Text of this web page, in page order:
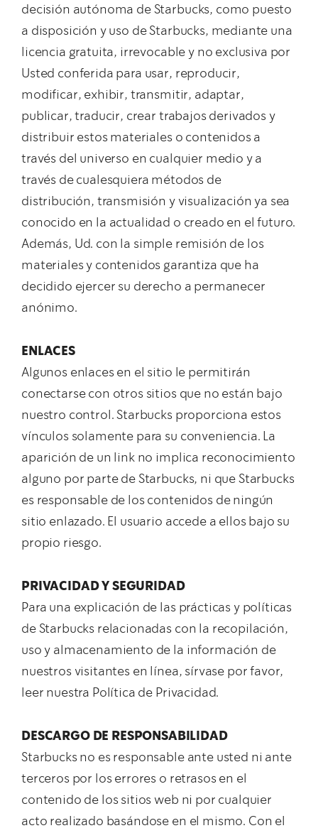
decisión autónoma de Starbucks, como puesto
a disposición y uso de Starbucks, mediante una
licencia gratuita, irrevocable y no exclusiva por
Usted conferida para usar, reproducir,
modificar, exhibir, transmitir, adaptar,
publicar, traducir, crear trabajos derivados y
distribuir estos materiales o contenidos a
través del universo en cualquier medio y a
través de cualesquiera métodos de
distribución, transmisión y visualización ya sea
conocido en la actualidad o creado en el futuro.
Además, Ud. con la simple remisión de los
materiales y contenidos garantiza que ha
decidido ejercer su derecho a permanecer
anónimo.
ENLACES
Algunos enlaces en el sitio le permitirán
conectarse con otros sitios que no están bajo
nuestro control. Starbucks proporciona estos
vínculos solamente para su conveniencia. La
aparición de un link no implica reconocimiento
alguno por parte de Starbucks, ni que Starbucks
es responsable de los contenidos de ningún
sitio enlazado. El usuario accede a ellos bajo su
propio riesgo.
PRIVACIDAD Y SEGURIDAD
Para una explicación de las prácticas y políticas
de Starbucks relacionadas con la recopilación,
uso y almacenamiento de la información de
nuestros visitantes en línea, sírvase por favor,
leer nuestra Política de Privacidad.
DESCARGO DE RESPONSABILIDAD
Starbucks no es responsable ante usted ni ante
terceros por los errores o retrasos en el
contenido de los sitios web ni por cualquier
acto realizado basándose en el mismo. Con el